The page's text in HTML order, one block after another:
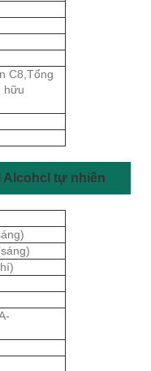
C8,Tổng
hữu
Alcohcl tự nhiên